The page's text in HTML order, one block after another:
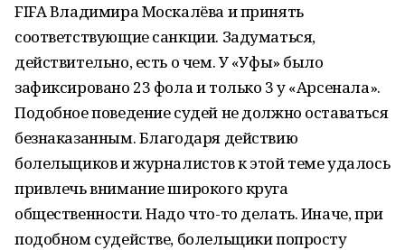
FIFA Владимира Москалёва и принять
соответствующие санкции. Задуматься,
действительно, есть о чем. У «Уфы» было
зафиксировано 23 фола и только 3 у «Арсенала».
Подобное поведение судей не должно оставаться
безнаказанным. Благодаря действию
болельщиков и журналистов к этой теме удалось
привлечь внимание широкого круга
общественности. Надо что-то делать. Иначе, при
подобном судействе, болельщики попросту